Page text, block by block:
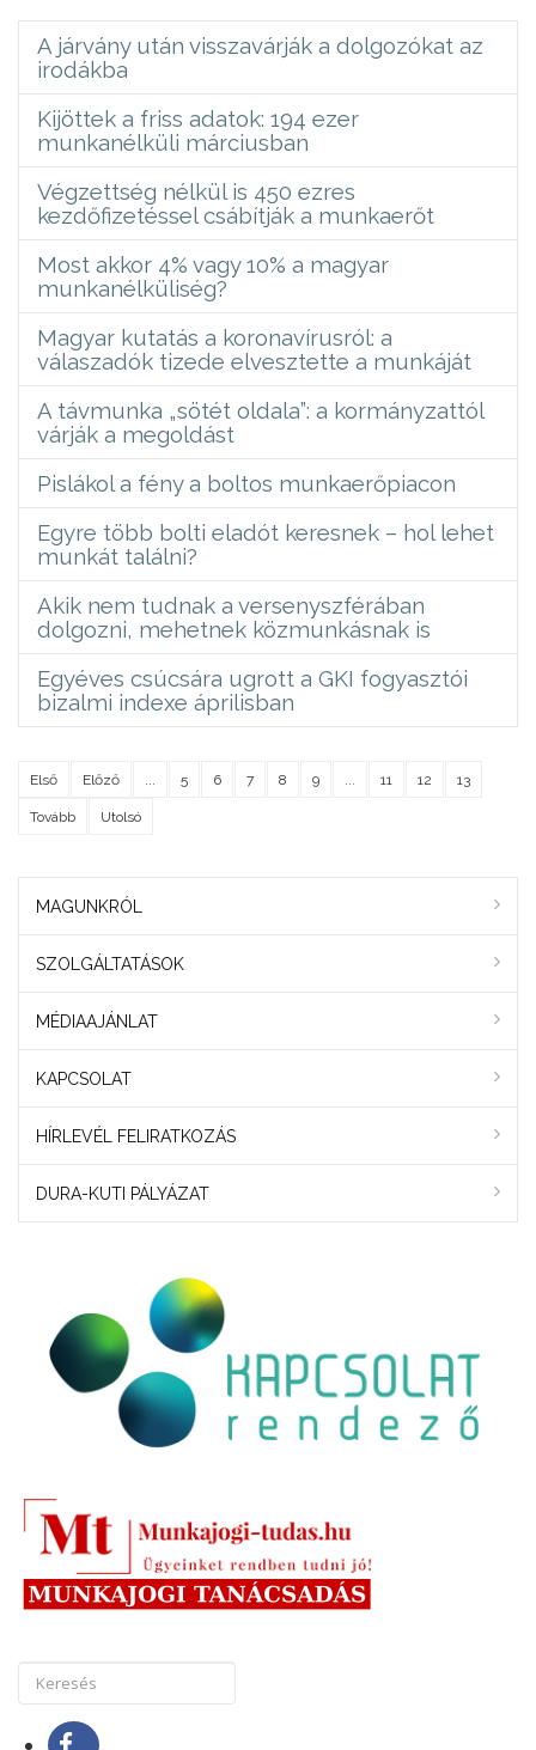
A járvány után visszavárják a dolgozókat az
irodákba
Kijöttek a friss adatok: 194 ezer
munkanélküli márciusban
Végzettség nélkül is 450 ezres
kezdőfizetéssel csábítják a munkaerőt
Most akkor 4% vagy 10% a magyar
munkanélküliség?
Magyar kutatás a koronavírusról: a
válaszadók tizede elvesztette a munkáját
A távmunka „sötét oldala”: a kormányzattól
várják a megoldást
Pislákol a fény a boltos munkaerőpiacon
Egyre több bolti eladót keresnek – hol lehet
munkát találni?
Akik nem tudnak a versenyszférában
dolgozni, mehetnek közmunkásnak is
Egyéves csúcsára ugrott a GKI fogyasztói
bizalmi indexe áprilisban
Első Előző 5 6 7 8 9 11 12 13
Tovább Utolsó
MAGUNKRÓL
SZOLGÁLTATÁSOK
MÉDIAAJÁNLAT
KAPCSOLAT
HÍRLEVÉL FELIRATKOZÁS
DURA-KUTI PÁLYÁZAT